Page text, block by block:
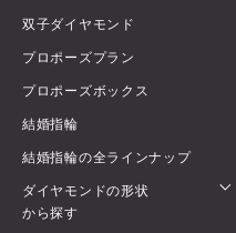
双子ダイヤモンド
プロポーズプラン
プロポーズボックス
結婚指輪
結婚指輪の全ラインナップ
ダイヤモンドの形状
から探す